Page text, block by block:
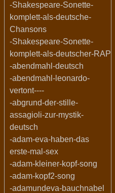
-Shakespeare-Sonette-
komplett-als-deutsche-
Chansons
-Shakespeare-Sonette-
komplett-als-deutscher-RAP
-abendmahl-deutsch
-abendmahl-leonardo-
vertont----
-abgrund-der-stille-
assagioli-zur-mystik-
deutsch
-adam-eva-haben-das
erste-mal-sex
-adam-kleiner-kopf-song
-adam-kopf2-song
-adamundeva-bauchnabel